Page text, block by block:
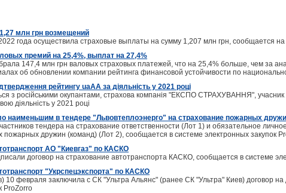
млн грн возмещений
года осуществила страховые выплаты на сумму 1,207 млн грн, сообщается
премий на 25,4%, выплат на 27,4%
147,4 млн грн валовых страховых платежей, что на 25,4% больше, чем за
об обновлении компании рейтинга финансовой устойчивости по
рейтингу uaAA за діяльність у 2021 році
з російськими окупантами, страхова компанія "ЕКСПО СТРАХУВАННЯ", учасник
діяльність у 2021 році
в тендере "Львовтеплоэнерго" на страхование пожарных
тендера на страхование ответственности (Лот 1) и обязательное
дружин (команд) (Лот 2), сообщается в системе электронных закупок
АО "Киевгаз" по КАСКО
договор на страхование автотранспорта КАСКО, сообщается в системе
"Укрспецэкспорта" по КАСКО
10 февраля заключила с СК "Ультра Альянс" (ранее СК "Ультра" Киев) договор
ProZorro